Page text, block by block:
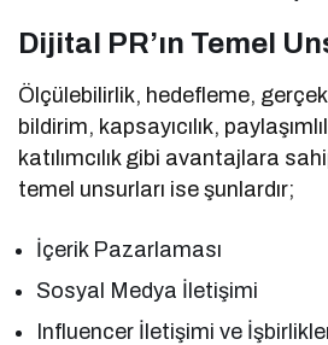
Dijital PR’ın Temel
Ölçülebilirlik, hedefleme,
bildirim, kapsayıcılık,
katılımcılık gibi avantajlara
temel unsurları ise şunlardır;
İçerik Pazarlaması
Sosyal Medya İletişimi
Influencer İletişimi ve